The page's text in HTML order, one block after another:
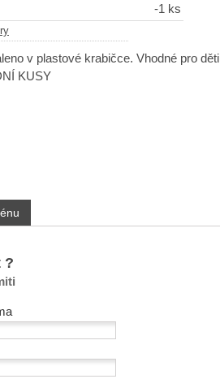
-1 ks
v plastové krabičce. Vhodné pro děti
KUSY
?